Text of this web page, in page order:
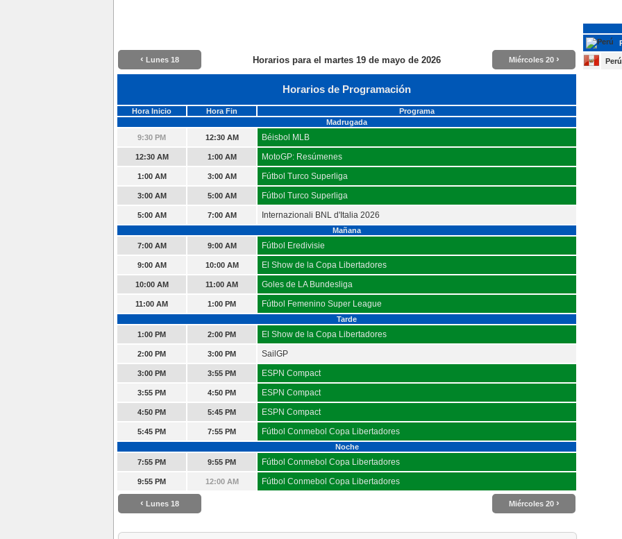
‹ Lunes 18 Horarios para el martes 19 de mayo de 2026 Miércoles 20 ›
Horarios de Programación
Hora Inicio Hora Fin
Programa
Madrugada
9:30 PM
12:30 AM Béisbol MLB
12:30 AM 1:00 AM MotoGP: Resúmenes
1:00 AM 3:00 AM Fútbol Turco Superliga
3:00 AM 5:00 AM Fútbol Turco Superliga
5:00 AM 7:00 AM Internazionali BNL d'Italia 2026
Mañana
7:00 AM
9:00 AM Fútbol Eredivisie
9:00 AM 10:00 AM El Show de la Copa Libertadores
10:00 AM 11:00 AM Goles de LA Bundesliga
11:00 AM 1:00 PM Fútbol Femenino Super League
Tarde
1:00 PM
2:00 PM El Show de la Copa Libertadores
2:00 PM 3:00 PM SailGP
3:00 PM 3:55 PM ESPN Compact
3:55 PM 4:50 PM ESPN Compact
4:50 PM 5:45 PM ESPN Compact
5:45 PM 7:55 PM Fútbol Conmebol Copa Libertadores
Noche
7:55 PM
9:55 PM Fútbol Conmebol Copa Libertadores
9:55 PM 12:00 AM Fútbol Conmebol Copa Libertadores
‹ Lunes 18 Miércoles 20 ›
Perú